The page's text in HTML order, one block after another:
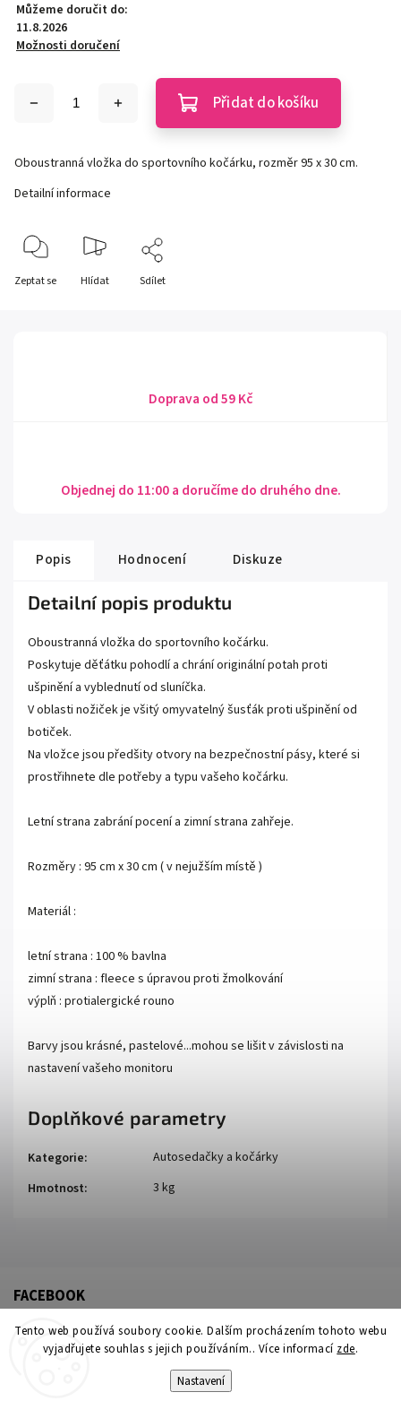
Tento web používá soubory cookie. Dalším procházením tohoto webu
vyjadřujete souhlas s jejich používáním.. Více informací zde.
Nastavení
Můžeme doručit do:
11.8.2026
Možnosti doručení
Přidat do košíku
Oboustranná vložka do sportovního kočárku, rozměr 95 x 30 cm.
Detailní informace
Zeptat se Hlídat Sdílet
Doprava od 59 Kč
Objednej do 11:00 a doručíme do druhého dne.
Popis Hodnocení Diskuze
Detailní popis produktu
Oboustranná vložka do sportovního kočárku.
Poskytuje děťátku pohodlí a chrání originální potah proti
ušpinění a vyblednutí od sluníčka.
V oblasti nožiček je všitý omyvatelný šusťák proti ušpinění od
botiček.
Na vložce jsou předšity otvory na bezpečnostní pásy, které si
prostřihnete dle potřeby a typu vašeho kočárku.
Letní strana zabrání pocení a zimní strana zahřeje.
Rozměry : 95 cm x 30 cm ( v nejužším místě )
Materiál :
letní strana : 100 % bavlna
zimní strana : fleece s úpravou proti žmolkování
výplň : protialergické rouno
Barvy jsou krásné, pastelové...mohou se lišit v závislosti na
nastavení vašeho monitoru
Doplňkové parametry
Kategorie:
Autosedačky a kočárky
Hmotnost: 3 kg
FACEBOOK